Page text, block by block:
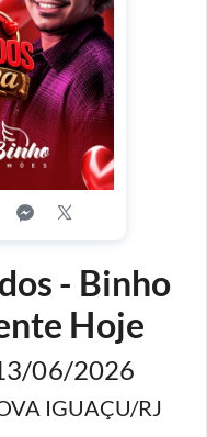
- Binho
Hoje
06/2026
IGUAÇU/RJ